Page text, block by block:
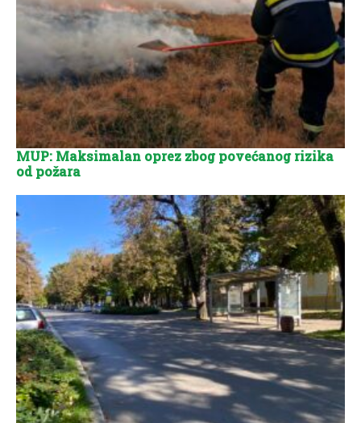
MUP: Maksimalan oprez zbog povećanog rizika
od požara